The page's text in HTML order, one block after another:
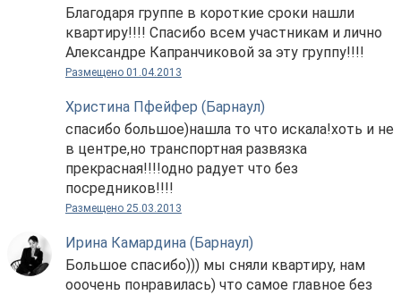
Благодаря группе в короткие сроки нашли
квартиру!!!! Спасибо всем участникам и лично
Александре Капранчиковой за эту группу!!!!
Размещено 01.04.2013
Христина Пфейфер (Барнаул)
спасибо большое)нашла то что искала!хоть и не
в центре,но транспортная развязка
прекрасная!!!!одно радует что без
посредников!!!!
Размещено 25.03.2013
Ирина Камардина (Барнаул)
Большое спасибо))) мы сняли квартиру, нам
ооочень понравилась) что самое главное без